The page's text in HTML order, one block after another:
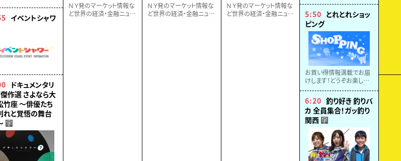
イベントシャワ
ドキュメンタリ
作選 さよなら大
竹座 ～俳優たち
れと覚悟の舞台
字
ＮＹ発のマーケット情報な
ど世界の経済・金融ニュー
ＮＹ発のマーケット情報な
ど世界の経済・金融ニュー
ＮＹ発のマーケット情報な
ど世界の経済・金融ニュー
5:50 とれとれショッ
ピング
お買い得情報満載でお届
けします！どうぞお楽しみ
6:20 釣り好き 釣りバ
カ 全員集合！ガッ釣り
関西 字